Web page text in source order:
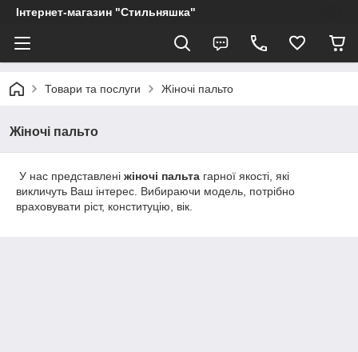
Інтернет-магазин "Стильняшка"
Товари та послуги Жіночі пальто
Жіночі пальто
У нас представлені жіночі пальта гарної якості, які
викличуть Ваш інтерес. Вибираючи модель, потрібно
враховувати ріст, конституцію, вік.